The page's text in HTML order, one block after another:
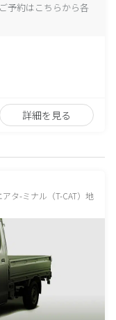
予約はこちらから各
詳細を見る
タ-ミナル（T-CAT）地